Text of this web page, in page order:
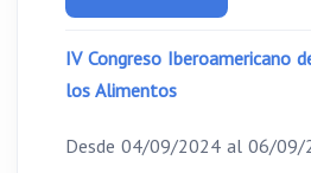
IV Congreso Iberoamericano
los Alimentos
Desde 04/09/2024 al 06/09/